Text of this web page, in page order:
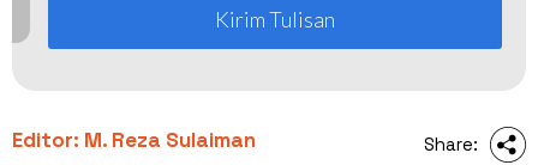
Kirim Tulisan
Editor: M. Reza Sulaiman Share: